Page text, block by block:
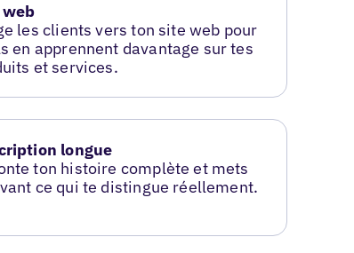
les clients vers ton site web pour
en apprennent davantage sur tes
et services.
longue
ton histoire complète et mets
ce qui te distingue réellement.